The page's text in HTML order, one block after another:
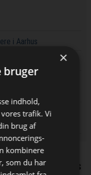
dag
i Aarhus
kroner
rundt om
tiltalt for
kontorhus
×
bruger
indhold,
trafik. Vi
brug af
kombinere
som du har